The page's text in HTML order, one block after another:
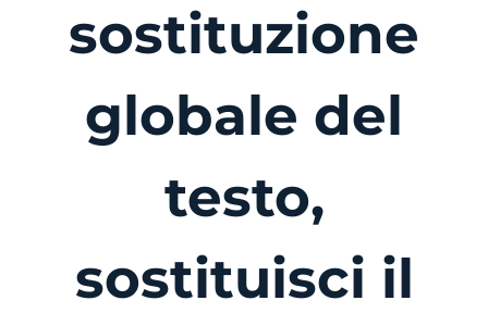
sostituzione
globale del
testo,
sostituisci il